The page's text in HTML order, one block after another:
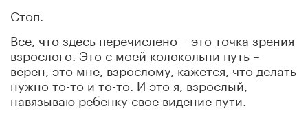
Стоп.
Все, что здесь перечислено – это точка зрения
взрослого. Это с моей колокольни путь –
верен, это мне, взрослому, кажется, что делать
нужно то-то и то-то. И это я, взрослый,
навязываю ребенку свое видение пути.